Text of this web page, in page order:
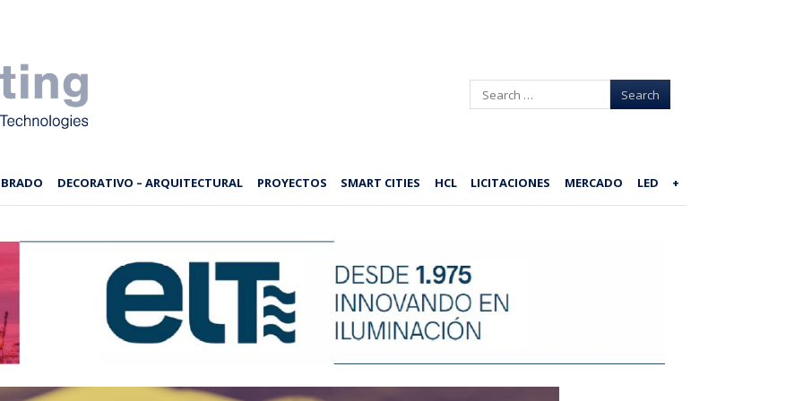
Search
DECORATIVO – ARQUITECTURAL PROYECTOS SMART CITIES HCL LICITACIONES MERCADO LED +